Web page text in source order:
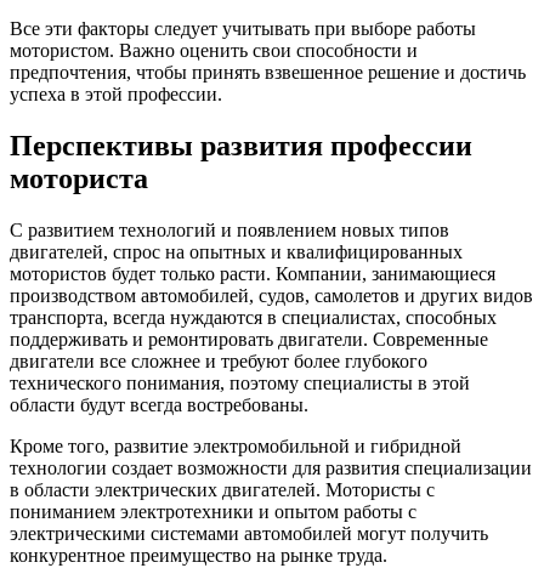
Все эти факторы следует учитывать при выборе работы
мотористом. Важно оценить свои способности и
предпочтения, чтобы принять взвешенное решение и достичь
успеха в этой профессии.
Перспективы развития профессии
моториста
С развитием технологий и появлением новых типов
двигателей, спрос на опытных и квалифицированных
мотористов будет только расти. Компании, занимающиеся
производством автомобилей, судов, самолетов и других видов
транспорта, всегда нуждаются в специалистах, способных
поддерживать и ремонтировать двигатели. Современные
двигатели все сложнее и требуют более глубокого
технического понимания, поэтому специалисты в этой
области будут всегда востребованы.
Кроме того, развитие электромобильной и гибридной
технологии создает возможности для развития специализации
в области электрических двигателей. Мотористы с
пониманием электротехники и опытом работы с
электрическими системами автомобилей могут получить
конкурентное преимущество на рынке труда.